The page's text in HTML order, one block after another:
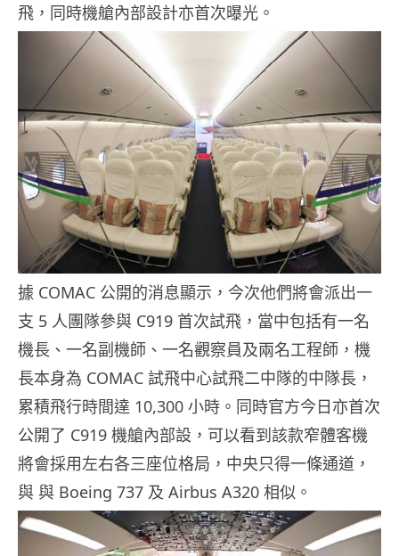
飛，同時機艙內部設計亦首次曝光。
據 COMAC 公開的消息顯示，今次他們將會派出一
支 5 人團隊參與 C919 首次試飛，當中包括有一名
機長、一名副機師、一名觀察員及兩名工程師，機
長本身為 COMAC 試飛中心試飛二中隊的中隊長，
累積飛行時間達 10,300 小時。同時官方今日亦首次
公開了 C919 機艙內部設，可以看到該款窄體客機
將會採用左右各三座位格局，中央只得一條通道，
與 與 Boeing 737 及 Airbus A320 相似。